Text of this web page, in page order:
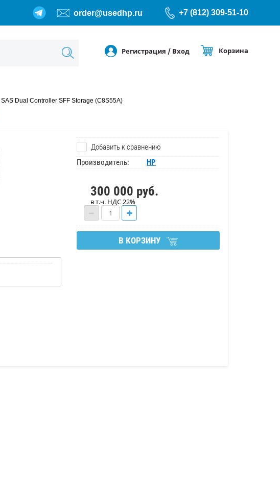
order@usedhp.ru +7 (812) 309-51-10
Регистрация / Вход Корзина
Dual Controller SFF Storage (C8S55A)
Добавить к сравнению
Производитель:
HP
300 000 руб.
в т.ч. НДС 22%
В КОРЗИНУ